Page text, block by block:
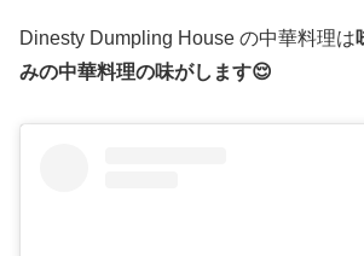
Dinesty Dumpling House の中華料理は
みの中華料理の味がします😌